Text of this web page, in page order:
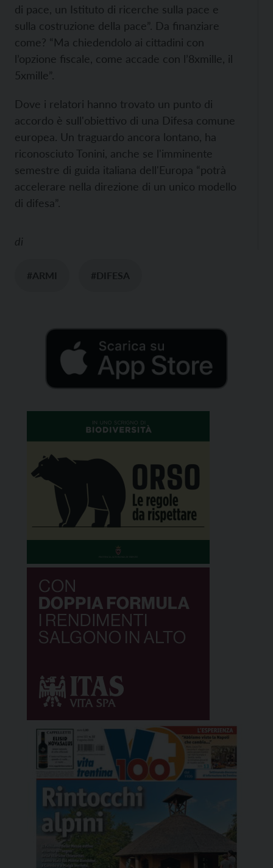
di pace, un Istituto di ricerche sulla pace e
sulla costruzione della pace”. Da finanziare
come? “Ma chiedendolo ai cittadini con
l’opzione fiscale, come accade con l’8xmille, il
5xmille”.
Dove i relatori hanno trovato un punto di
accordo è sull'obiettivo di una Difesa comune
europea. Un traguardo ancora lontano, ha
riconosciuto Tonini, anche se l'imminente
semestre di guida italiana dell'Europa “potrà
accelerare nella direzione di un unico modello
di difesa”.
di
#ARMI #DIFESA